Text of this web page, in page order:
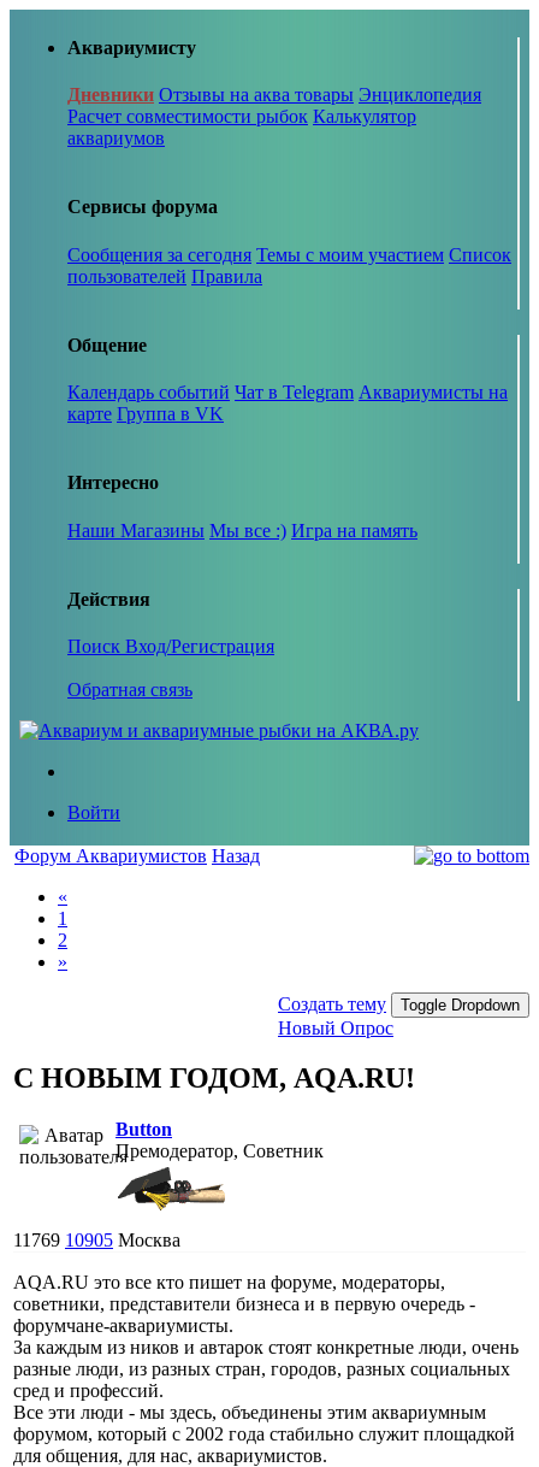
Аквариумисту
Дневники Отзывы на аква товары Энциклопедия
Расчет совместимости рыбок Калькулятор
аквариумов
Сервисы форума
Сообщения за сегодня Темы с моим участием Список
пользователей Правила
Общение
Календарь событий Чат в Telegram Аквариумисты на
карте Группа в VK
Интересно
Наши Магазины Мы все :) Игра на память
Действия
Поиск Вход/Регистрация
Обратная связь
Войти
Форум Аквариумистов Назад
«
1
2
»
Создать тему Toggle Dropdown
Новый Опрос
С НОВЫМ ГОДОМ, AQA.RU!
Button
Премодератор, Советник
11769 10905 Москва
AQA.RU это все кто пишет на форуме, модераторы,
советники, представители бизнеса и в первую очередь -
форумчане-аквариумисты.
За каждым из ников и автарок стоят конкретные люди, очень
разные люди, из разных стран, городов, разных социальных
сред и профессий.
Все эти люди - мы здесь, объединены этим аквариумным
форумом, который с 2002 года стабильно служит площадкой
для общения, для нас, аквариумистов.